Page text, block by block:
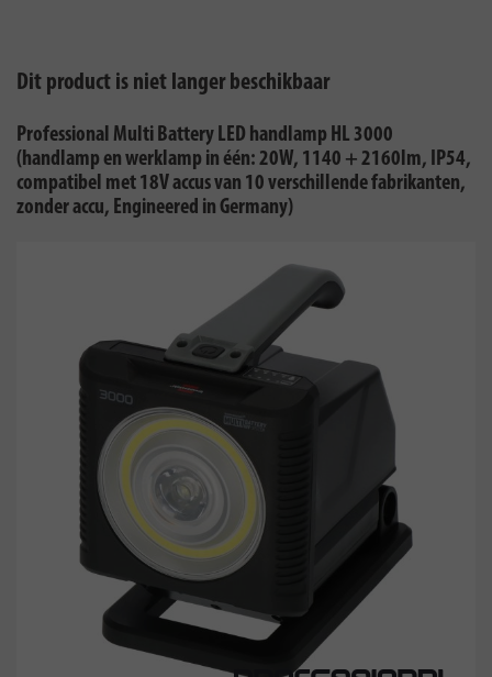
Dit product is niet langer beschikbaar
Professional Multi Battery LED handlamp HL 3000
(handlamp en werklamp in één: 20W, 1140 + 2160lm, IP54,
compatibel met 18V accus van 10 verschillende fabrikanten,
zonder accu, Engineered in Germany)